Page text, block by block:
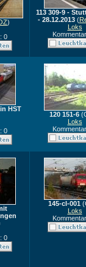
)
0
113 309-9 -
- 28.12.2013(
Loks
HST
0
120 151-6
Loks
0
145-cl-001
Loks